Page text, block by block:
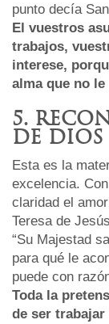
punto decía
El vuestros
trabajos,
interese,
alma que no le
5.
DE
Esta es la
excelencia.
claridad el
Teresa de
“Su Majestad
para qué le
puede con
Toda la
de ser